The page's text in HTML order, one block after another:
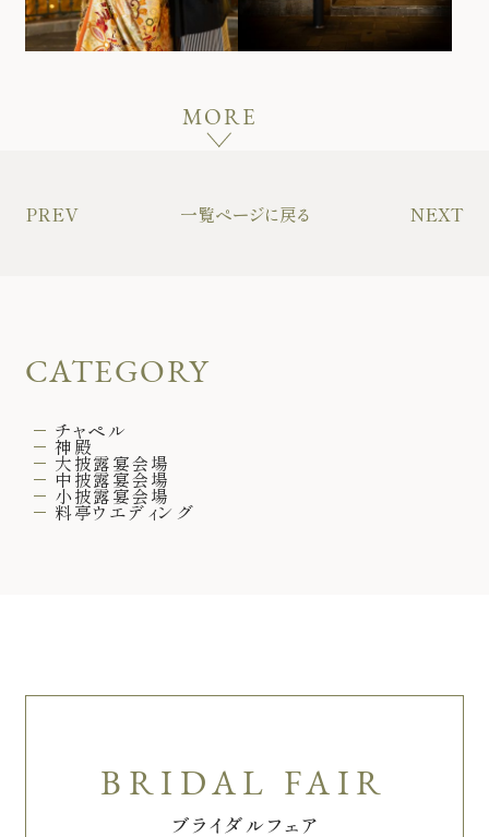
MORE
PREV 一覧ページに戻る NEXT
CATEGORY
チャペル
神殿
大披露宴会場
中披露宴会場
小披露宴会場
料亭ウエディング
ブライダルフェア